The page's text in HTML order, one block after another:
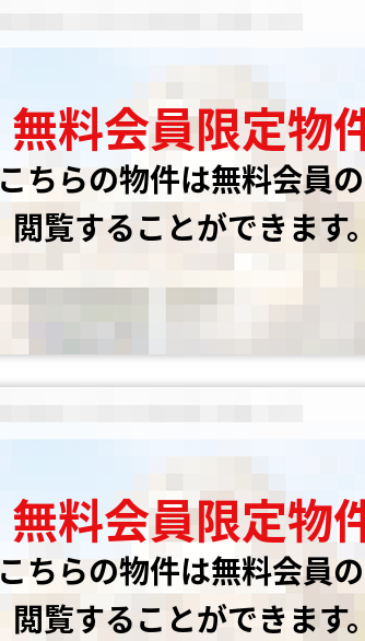
無料会員限定物
こちらの物件は無料会員
閲覧することができます。
無料会員限定物
こちらの物件は無料会員
閲覧することができます。